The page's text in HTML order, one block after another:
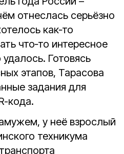
отнеслась серьёзно
как‑то
что‑то интересное
Готовясь
этапов, Тарасова
задания для
кода.
у неё взрослый
техникума